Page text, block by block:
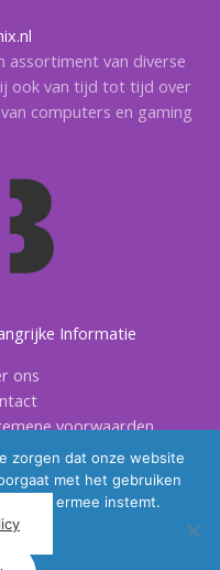
assortiment van diverse
ook van tijd tot tijd over
computers en gaming
Informatie
ons
voorwaarden
voorwaarden
zorgen dat onze website
met het gebruiken
dat ermee instemt.